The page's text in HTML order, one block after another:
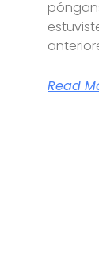
Read